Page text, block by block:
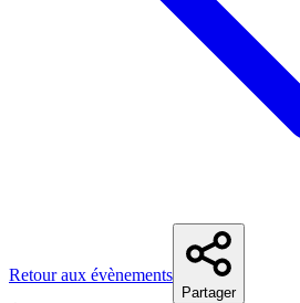
Retour aux évènements
Partager